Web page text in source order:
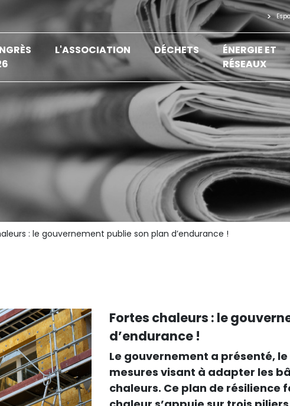
L'ASSOCIATION DÉCHETS
ÉNERGIE ET
RÉSEAUX
: le gouvernement publie son plan d’endurance !
Fortes chaleurs : le
d’endurance !
Le gouvernement a présenté, le
mesures visant à adapter les
chaleurs. Ce plan de résilience